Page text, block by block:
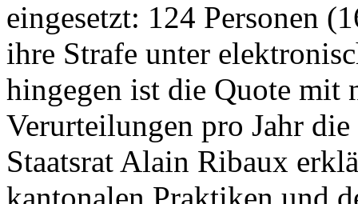
eingesetzt: 124 Personen
ihre Strafe unter
hingegen ist die Quote mit
Verurteilungen pro Jahr
Staatsrat Alain Ribaux